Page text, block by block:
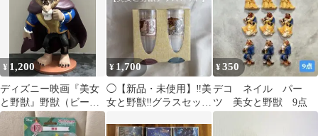
¥ 1,200
ディズニー映画『美女
と野獣』野獣（ビース
ト）フィギュア
¥ 1,700
◯【新品・未使用】‼️美
女と野獣‼️グラスセット
¥350
デコ ネイル パー
ツ 美女と野獣 9点